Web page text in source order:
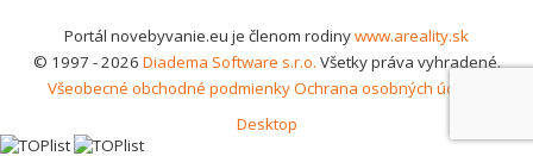
Portál novebyvanie.eu je členom rodinywww.areality.sk
© 1997 - 2026 Diadema Software s.r.o. Všetky práva vyhradené.
Všeobecné obchodné podmienkyOchrana osobných údajov
Desktop